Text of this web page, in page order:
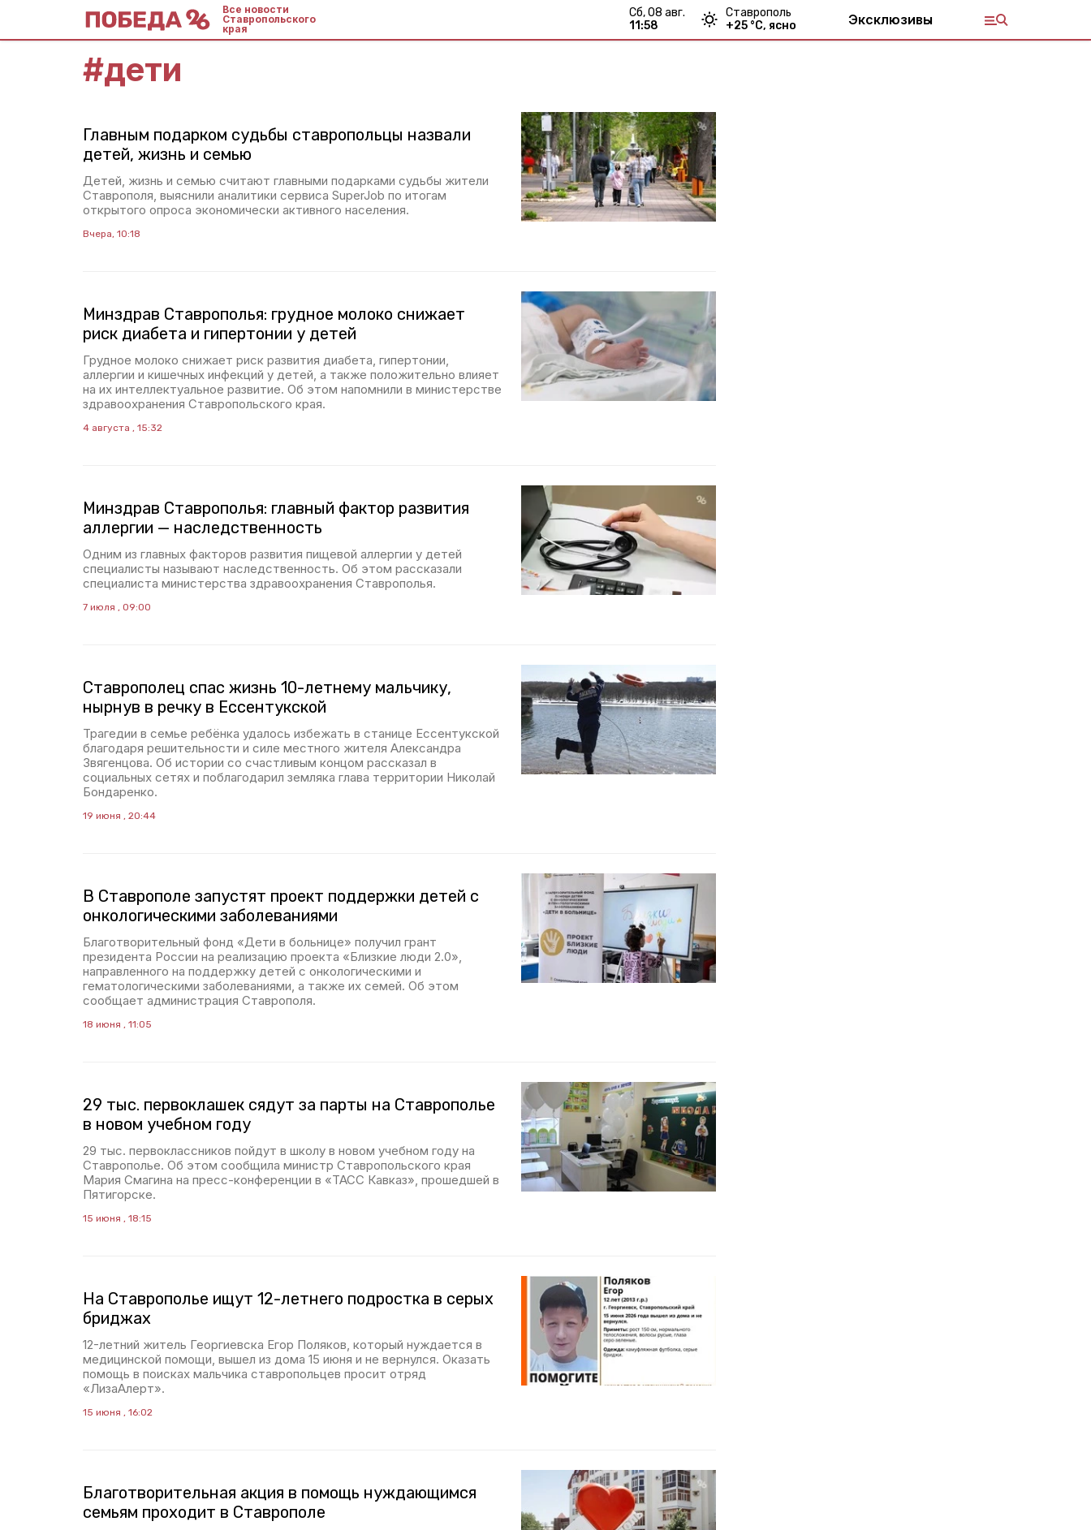
Все новости
Ставропольского
края
сб, 08 авг.
11:58
Ставрополь
+25 °С, ясно Эксклюзивы
#дети
Главным подарком судьбы ставропольцы назвали
детей, жизнь и семью
Детей, жизнь и семью считают главными подарками судьбы жители
Ставрополя, выяснили аналитики сервиса SuperJob по итогам
открытого опроса экономически активного населения.
Вчера, 10:18
Минздрав Ставрополья: грудное молоко снижает
риск диабета и гипертонии у детей
Грудное молоко снижает риск развития диабета, гипертонии,
аллергии и кишечных инфекций у детей, а также положительно влияет
на их интеллектуальное развитие. Об этом напомнили в министерстве
здравоохранения Ставропольского края.
4 августа , 15:32
Минздрав Ставрополья: главный фактор развития
аллергии — наследственность
Одним из главных факторов развития пищевой аллергии у детей
специалисты называют наследственность. Об этом рассказали
специалиста министерства здравоохранения Ставрополья.
7 июля , 09:00
Ставрополец спас жизнь 10-летнему мальчику,
нырнув в речку в Ессентукской
Трагедии в семье ребёнка удалось избежать в станице Ессентукской
благодаря решительности и силе местного жителя Александра
Звягенцова. Об истории со счастливым концом рассказал в
социальных сетях и поблагодарил земляка глава территории Николай
Бондаренко.
19 июня , 20:44
В Ставрополе запустят проект поддержки детей с
онкологическими заболеваниями
Благотворительный фонд «Дети в больнице» получил грант
президента России на реализацию проекта «Близкие люди 2.0»,
направленного на поддержку детей с онкологическими и
гематологическими заболеваниями, а также их семей. Об этом
сообщает администрация Ставрополя.
18 июня , 11:05
29 тыс. первоклашек сядут за парты на Ставрополье
в новом учебном году
29 тыс. первоклассников пойдут в школу в новом учебном году на
Ставрополье. Об этом сообщила министр Ставропольского края
Мария Смагина на пресс-конференции в «ТАСС Кавказ», прошедшей в
Пятигорске.
15 июня , 18:15
На Ставрополье ищут 12-летнего подростка в серых
бриджах
12-летний житель Георгиевска Егор Поляков, который нуждается в
медицинской помощи, вышел из дома 15 июня и не вернулся. Оказать
помощь в поисках мальчика ставропольцев просит отряд
«ЛизаАлерт».
15 июня , 16:02
Благотворительная акция в помощь нуждающимся
семьям проходит в Ставрополе